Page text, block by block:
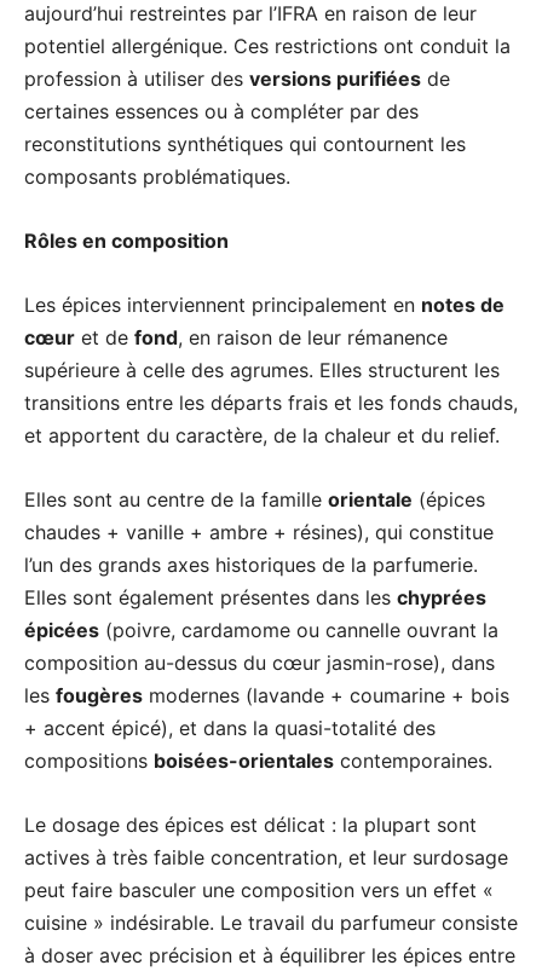
aujourd’hui restreintes par l’IFRA en raison de leur
potentiel allergénique. Ces restrictions ont conduit la
profession à utiliser des versions purifiées de
certaines essences ou à compléter par des
reconstitutions synthétiques qui contournent les
composants problématiques.
Rôles en composition
Les épices interviennent principalement en notes de
cœur et de fond, en raison de leur rémanence
supérieure à celle des agrumes. Elles structurent les
transitions entre les départs frais et les fonds chauds,
et apportent du caractère, de la chaleur et du relief.
Elles sont au centre de la famille orientale (épices
chaudes + vanille + ambre + résines), qui constitue
l’un des grands axes historiques de la parfumerie.
Elles sont également présentes dans les chyprées
épicées (poivre, cardamome ou cannelle ouvrant la
composition au-dessus du cœur jasmin-rose), dans
les fougères modernes (lavande + coumarine + bois
+ accent épicé), et dans la quasi-totalité des
compositions boisées-orientales contemporaines.
Le dosage des épices est délicat : la plupart sont
actives à très faible concentration, et leur surdosage
peut faire basculer une composition vers un effet «
cuisine » indésirable. Le travail du parfumeur consiste
à doser avec précision et à équilibrer les épices entre